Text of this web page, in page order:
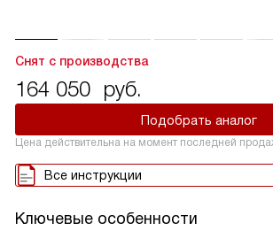
Снят с производства
164 050 руб.
Подобрать аналог
Цена действительна на момент последней
Все инструкции
Ключевые особенности